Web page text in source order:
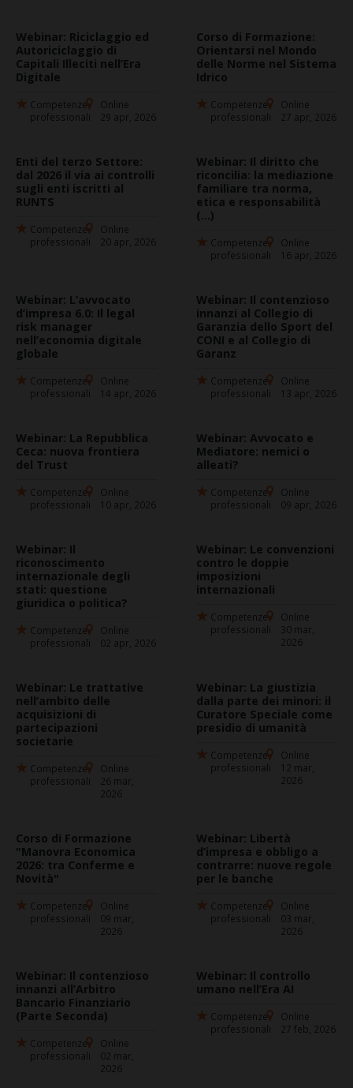
Webinar: Riciclaggio ed
Autoriciclaggio di
Capitali Illeciti nell’Era
Digitale
Competenze
professionali
Online
29 apr, 2026
Corso di Formazione:
Orientarsi nel Mondo
delle Norme nel Sistema
Idrico
Competenze
professionali
Online
27 apr, 2026
Enti del terzo Settore:
dal 2026 il via ai controlli
sugli enti iscritti al
RUNTS
Competenze
professionali
Online
20 apr, 2026
Webinar: Il diritto che
riconcilia: la mediazione
familiare tra norma,
etica e responsabilità
(...)
Competenze
professionali
Online
16 apr, 2026
Webinar: L’avvocato
d’impresa 6.0: Il legal
risk manager
nell’economia digitale
globale
Competenze
professionali
Online
14 apr, 2026
Webinar: Il contenzioso
innanzi al Collegio di
Garanzia dello Sport del
CONI e al Collegio di
Garanz
Competenze
professionali
Online
13 apr, 2026
Webinar: La Repubblica
Ceca: nuova frontiera
del Trust
Competenze
professionali
Online
10 apr, 2026
Webinar: Avvocato e
Mediatore: nemici o
alleati?
Competenze
professionali
Online
09 apr, 2026
Webinar: Il
riconoscimento
internazionale degli
stati: questione
giuridica o politica?
Competenze
professionali
Online
02 apr, 2026
Webinar: Le convenzioni
contro le doppie
imposizioni
internazionali
Competenze
professionali
Online
30 mar,
2026
Webinar: Le trattative
nell’ambito delle
acquisizioni di
partecipazioni
societarie
Competenze
professionali
Online
26 mar,
2026
Webinar: La giustizia
dalla parte dei minori: il
Curatore Speciale come
presidio di umanità
Competenze
professionali
Online
12 mar,
2026
Corso di Formazione
"Manovra Economica
2026: tra Conferme e
Novità"
Competenze
professionali
Online
09 mar,
2026
Webinar: Libertà
d’impresa e obbligo a
contrarre: nuove regole
per le banche
Competenze
professionali
Online
03 mar,
2026
Webinar: Il contenzioso
innanzi all’Arbitro
Bancario Finanziario
(Parte Seconda)
Competenze
professionali
Online
02 mar,
2026
Webinar: Il controllo
umano nell’Era AI
Competenze
professionali
Online
27 feb, 2026